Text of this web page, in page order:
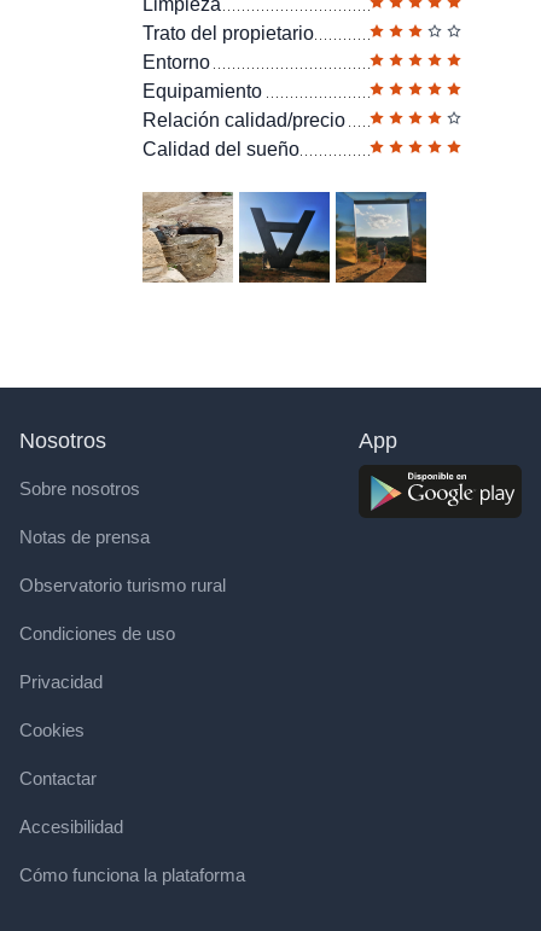
Limpieza
Trato del propietario
Entorno
Equipamiento
Relación calidad/precio
Calidad del sueño
Nosotros
Sobre nosotros
Notas de prensa
Observatorio turismo rural
Condiciones de uso
Privacidad
Cookies
Contactar
Accesibilidad
Cómo funciona la plataforma
App